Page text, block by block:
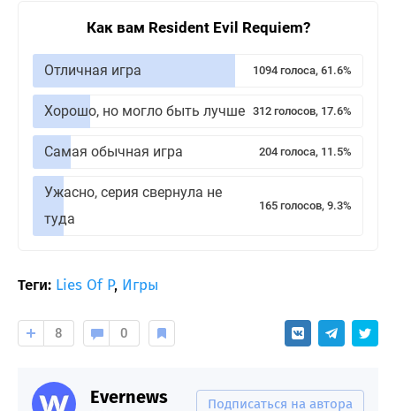
Как вам Resident Evil Requiem?
Отличная игра 1094 голоса, 61.6%
Хорошо, но могло быть лучше 312 голосов, 17.6%
Самая обычная игра 204 голоса, 11.5%
Ужасно, серия свернула не
туда
165 голосов, 9.3%
Теги: Lies Of P, Игры
8 0
Evernews Подписаться на автора